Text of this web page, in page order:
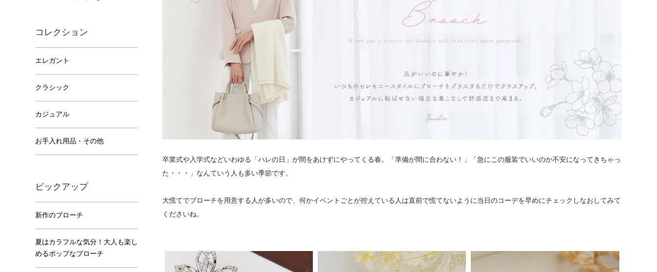
卒業式や入学式などいわゆる「ハレの日」が間をあけずにやってくる春。「準備が間に合わない！」「急にこの服装でいいのか不安になってきちゃっ
た・・・」なんていう人も多い季節です。
大慌てでブローチを用意する人が多いので、何かイベントごとが控えている人は直前で慌てないように当日のコーデを早めにチェックしなおしてみて
くださいね。
コレクション
エレガント
クラシック
カジュアル
お手入れ用品・その他
ピックアップ
新作のブローチ
夏はカラフルな気分！大人も楽し
めるポップなブローチ